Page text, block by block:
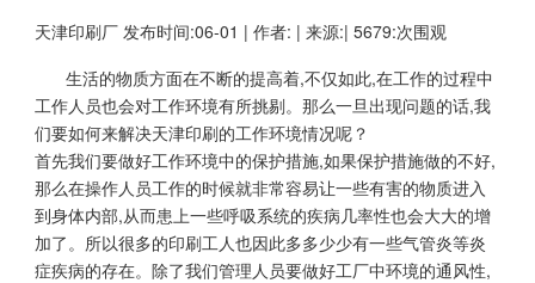
天津印刷厂 发布时间:06-01 | 作者: | 来源:| 5679:次围观
生活的物质方面在不断的提高着,不仅如此,在工作的过程中
工作人员也会对工作环境有所挑剔。那么一旦出现问题的话,我
们要如何来解决天津印刷的工作环境情况呢？
首先我们要做好工作环境中的保护措施,如果保护措施做的不好,
那么在操作人员工作的时候就非常容易让一些有害的物质进入
到身体内部,从而患上一些呼吸系统的疾病几率性也会大大的增
加了。所以很多的印刷工人也因此多多少少有一些气管炎等炎
症疾病的存在。除了我们管理人员要做好工厂中环境的通风性,